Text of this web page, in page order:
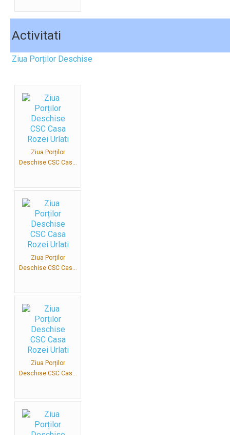
Activitati
Ziua Porților Deschise
Ziua Porților
Deschise CSC Cas...
Ziua Porților
Deschise CSC Cas...
Ziua Porților
Deschise CSC Cas...